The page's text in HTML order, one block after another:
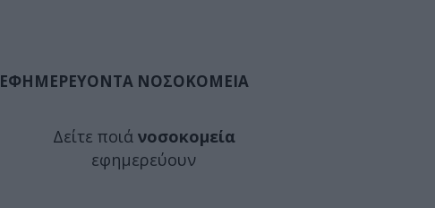
ΕΦΗΜΕΡΕΥΟΝΤΑ ΝΟΣΟΚΟΜΕΙΑ
Δείτε ποιά νοσοκομεία
εφημερεύουν